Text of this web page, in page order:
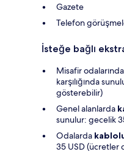
Gazete
Telefon
İsteğe bağlı
Misafir odalarında
karşılığında
gösterebilir)
Genel alanlarda
sunulur: gecelik
Odalarda
35 USD (ücretler